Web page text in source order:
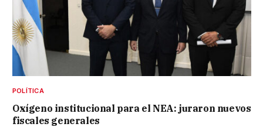
POLÍTICA
Oxígeno institucional para el NEA: juraron nuevos
fiscales generales